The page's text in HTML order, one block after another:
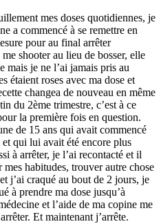
mes doses quotidiennes, je
a commencé à se remettre en
pour au final arrêter
shooter au lieu de bosser, elle
mais je ne l’ai jamais pris au
étaient roses avec ma dose et
changea de nouveau en même
du 2ème trimestre, c’est à ce
la première fois en question.
de 15 ans qui avait commencé
qui lui avait été encore plus
à arrêter, je l’ai recontacté et il
mes habitudes, trouver autre chose
j’ai craqué au bout de 2 jours, je
à prendre ma dose jusqu’à
et l’aide de ma copine me
Et maintenant j’arrête.